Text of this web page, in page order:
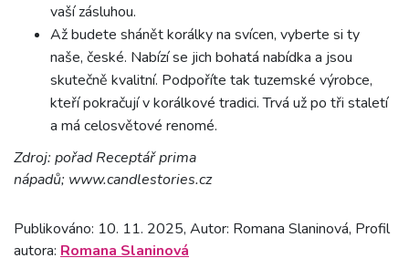
vaší zásluhou.
Až budete shánět korálky na svícen, vyberte si ty
naše, české. Nabízí se jich bohatá nabídka a jsou
skutečně kvalitní. Podpoříte tak tuzemské výrobce,
kteří pokračují v korálkové tradici. Trvá už po tři staletí
a má celosvětové renomé.
Zdroj: pořad Receptář prima
nápadů; www.candlestories.cz
Publikováno: 10. 11. 2025, Autor: Romana Slaninová, Profil
autora: Romana Slaninová